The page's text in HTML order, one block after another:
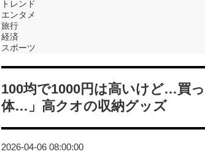
トレンド
エンタメ
旅行
経済
スポーツ
100均で1000円は高いけど…買
体…」高クオの収納グッズ
2026-04-06 08:00:00